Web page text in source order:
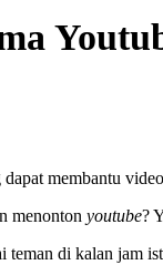
dapat membantu video
menonton youtube?
teman di kalan jam